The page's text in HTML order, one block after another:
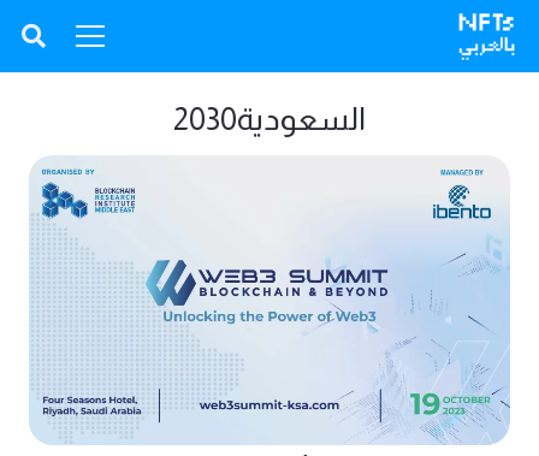
السعودية2030